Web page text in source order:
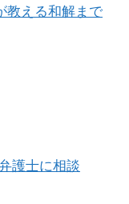
教える和解まで
護士に相談